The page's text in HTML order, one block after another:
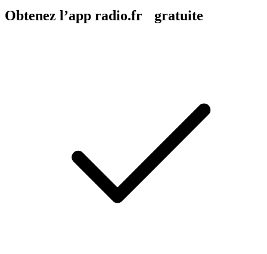
Obtenez l’app radio.fr gratuite